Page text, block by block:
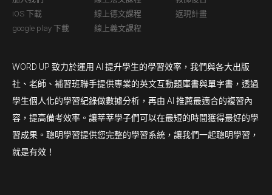
iOS 下載
google play 下載
線上德文課程
線上義文課程
返現計畫
WORD UP 致力於運用 AI 提升學生的學習效率，我們與各大出版
社、老師、補習班聯手提供專業的英文互動題庫書與單字書，透過
學生個人化的學習紀錄做數據分析，再由 AI 推薦最適合的複習內
容，提高備考效率。讓莘莘學子們可以在最短的時間獲得最好的學
習成果。聰明學習提供您完整的學習系統，讓我們一起聰明學習，
就是有效！